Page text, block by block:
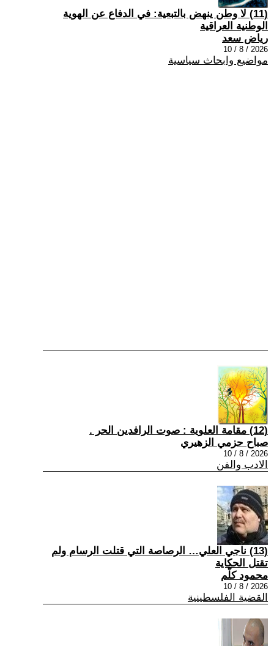
(11) لا وطن ينهض بالتبعية: في الدفاع عن الهوية
الوطنية العراقية
رياض سعد
2026 / 8 / 10
مواضيع وابحاث سياسية
(12) مقامة العلوية : صوت الرافدين الحر .
صباح حزمي الزهيري
2026 / 8 / 10
الادب والفن
(13) ناجي العلي… الرصاصة التي قتلت الرسام ولم
تقتل الحكاية
محمود كلّم
2026 / 8 / 10
القضية الفلسطينية